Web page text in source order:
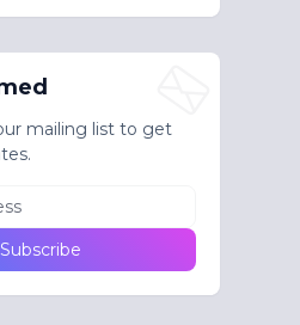
mailing list to get